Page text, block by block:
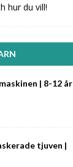
hur du vill!
| 8-12 år
tjuven |